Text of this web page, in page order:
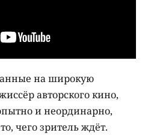
на широкую
авторского кино,
и неординарно,
чего зритель ждёт.